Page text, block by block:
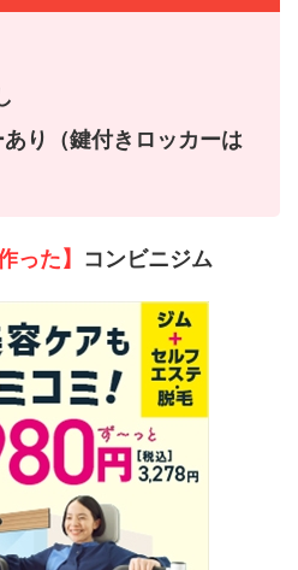
り（鍵付きロッカーは
った】 コンビニジム